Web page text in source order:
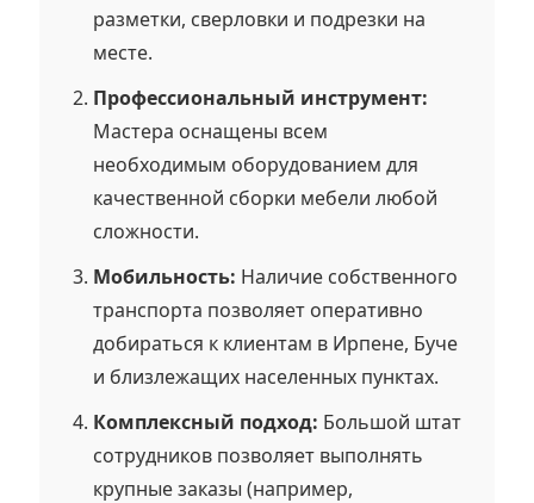
разметки, сверловки и подрезки на
месте.
Профессиональный инструмент:
Мастера оснащены всем
необходимым оборудованием для
качественной сборки мебели любой
сложности.
Мобильность: Наличие собственного
транспорта позволяет оперативно
добираться к клиентам в Ирпене, Буче
и близлежащих населенных пунктах.
Комплексный подход: Большой штат
сотрудников позволяет выполнять
крупные заказы (например,